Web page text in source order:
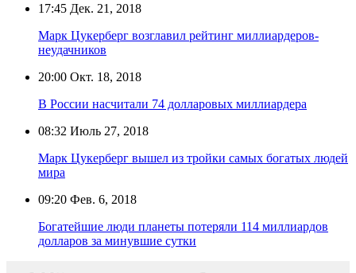
17:45 Дек. 21, 2018
Марк Цукерберг возглавил рейтинг миллиардеров-
неудачников
20:00 Окт. 18, 2018
В России насчитали 74 долларовых миллиардера
08:32 Июль 27, 2018
Марк Цукерберг вышел из тройки самых богатых людей
мира
09:20 Фев. 6, 2018
Богатейшие люди планеты потеряли 114 миллиардов
долларов за минувшие сутки